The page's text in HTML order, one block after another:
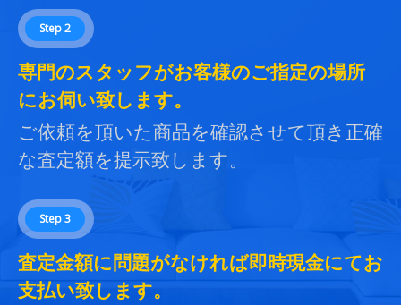
Step 2
専門のスタッフがお客様のご指定の場所
にお伺い致します。
ご依頼を頂いた商品を確認させて頂き正確
な査定額を提示致します。
Step 3
査定金額に問題がなければ即時現金にてお
支払い致します。